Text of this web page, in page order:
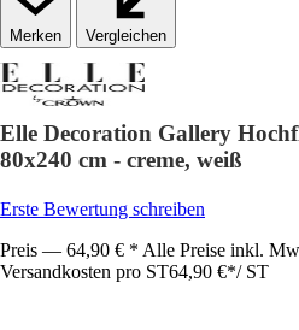
Vergleichen
Elle Decoration Gallery
80x240 cm - creme, weiß
Erste Bewertung schreiben
Preis — 64,90 € * Alle Preise inkl.
Versandkosten pro ST64,90 €*/ ST